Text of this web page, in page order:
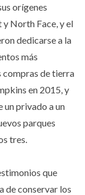
orígenes
y North Face, y el
dedicarse a la
más
compras de tierra
en 2015, y
un privado a un
parques
tres.
que
de conservar los